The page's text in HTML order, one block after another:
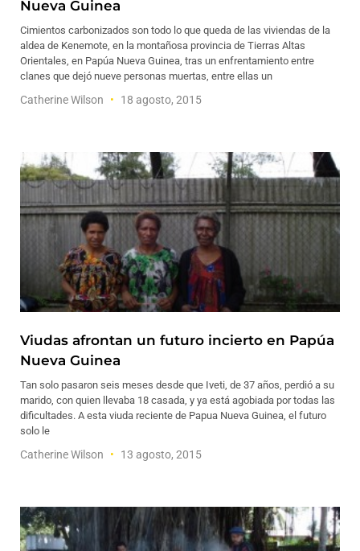
Nueva Guinea
Cimientos carbonizados son todo lo que queda de las viviendas de la
aldea de Kenemote, en la montañosa provincia de Tierras Altas
Orientales, en Papúa Nueva Guinea, tras un enfrentamiento entre
clanes que dejó nueve personas muertas, entre ellas un
Catherine Wilson 18 agosto, 2015
Viudas afrontan un futuro incierto en Papúa
Nueva Guinea
Tan solo pasaron seis meses desde que Iveti, de 37 años, perdió a su
marido, con quien llevaba 18 casada, y ya está agobiada por todas las
dificultades. A esta viuda reciente de Papua Nueva Guinea, el futuro
solo le
Catherine Wilson 13 agosto, 2015